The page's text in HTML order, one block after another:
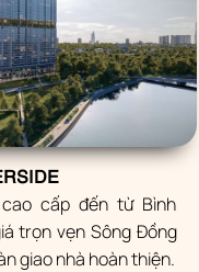
cấp đến từ Bình
trọn vẹn Sông Đồng
giao nhà hoàn thiện.